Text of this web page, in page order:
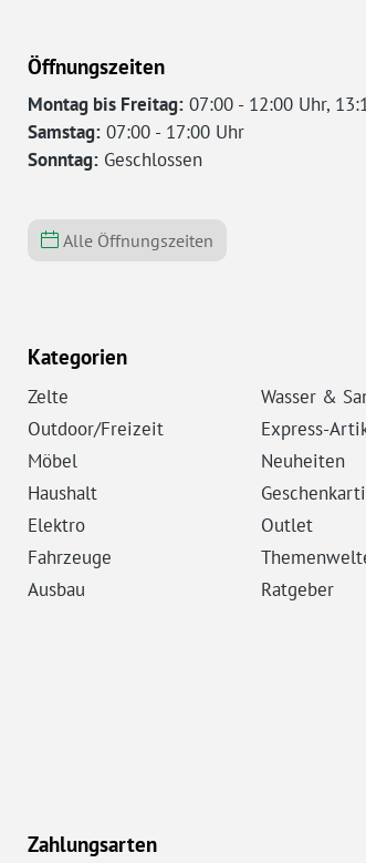
Öffnungszeiten
Montag bis Freitag: 07:00 - 12:00 Uhr,
Samstag: 07:00 - 17:00 Uhr
Sonntag: Geschlossen
Alle Öffnungszeiten
Kategorien
Zelte
Outdoor/Freizeit
Möbel
Haushalt
Elektro
Fahrzeuge
Ausbau
Wasser &
Express-
Neuheiten
Outlet
Ratgeber
Zahlungsarten